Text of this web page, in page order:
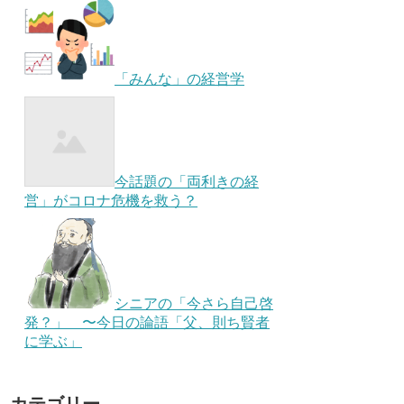
「みんな」の経営学
今話題の「両利きの経
営」がコロナ危機を救う？
シニアの「今さら自己啓
発？」 〜今日の論語「父、則ち賢者
に学ぶ」